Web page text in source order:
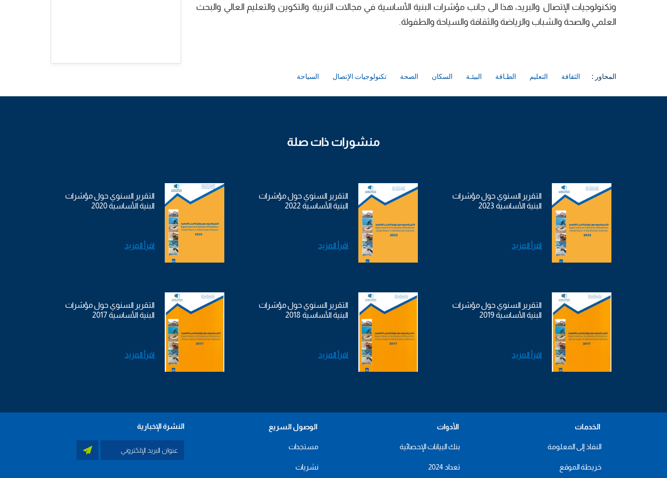
وتكنولوجيات الإتصال والبريد، هذا الى جانب مؤشرات البنية الأساسية في مجالات التربية والتكوين والتعليم العالي والبحث
العلمي والصحة والشباب والرياضة والثقافة والسياحة والطفولة.
المحاور : الثقافة التعليم الطـاقة البيئـة السكان الصحة تكنولوجيات الإتصال السياحة
منشورات ذات صلة
التقرير السنوي حول مؤشرات
البنية الأساسية 2023
اقرأ المزيد
التقرير السنوي حول مؤشرات
البنية الأساسية 2022
اقرأ المزيد
التقرير السنوي حول مؤشرات
البنية الأساسية 2020
اقرأ المزيد
التقرير السنوي حول مؤشرات
البنية الأساسية 2019
اقرأ المزيد
التقرير السنوي حول مؤشرات
البنية الأساسية 2018
اقرأ المزيد
التقرير السنوي حول مؤشرات
البنية الأساسية 2017
اقرأ المزيد
الخدمات
النفاذ إلى المعلومة
خريطة الموقع
الأدوات
بنك البيانات الإحصائية
تعداد 2024
الوصول السريع
مستجدات
نشريات
النشرة الإخبارية